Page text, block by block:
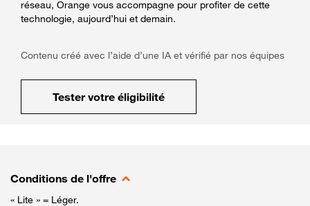
réseau, Orange vous accompagne pour profiter de cette
technologie, aujourd’hui et demain.
Contenu créé avec l’aide d’une IA et vérifié par nos équipes
Tester votre éligibilité
Conditions de l'offre
« Lite » = Léger.